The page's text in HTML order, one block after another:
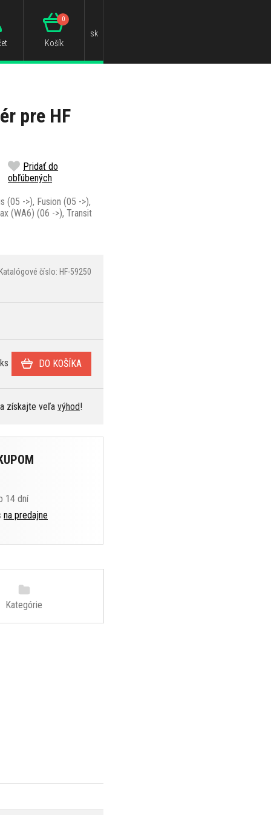
Košík
0
sk
pre HF
Pridať do
obľúbených
(05 ->), Fusion (05 ->),
(WA6) (06 ->), Transit
číslo: HF-59250
DO KOŠÍKA
získajte veľa výhod!
14 dní
na predajne
Kategórie